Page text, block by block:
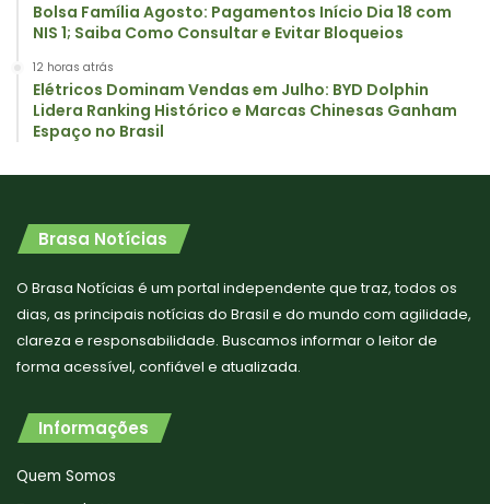
Bolsa Família Agosto: Pagamentos Início Dia 18 com
NIS 1; Saiba Como Consultar e Evitar Bloqueios
12 horas atrás
Elétricos Dominam Vendas em Julho: BYD Dolphin
Lidera Ranking Histórico e Marcas Chinesas Ganham
Espaço no Brasil
Brasa Notícias
O Brasa Notícias é um portal independente que traz, todos os
dias, as principais notícias do Brasil e do mundo com agilidade,
clareza e responsabilidade. Buscamos informar o leitor de
forma acessível, confiável e atualizada.
Informações
Quem Somos